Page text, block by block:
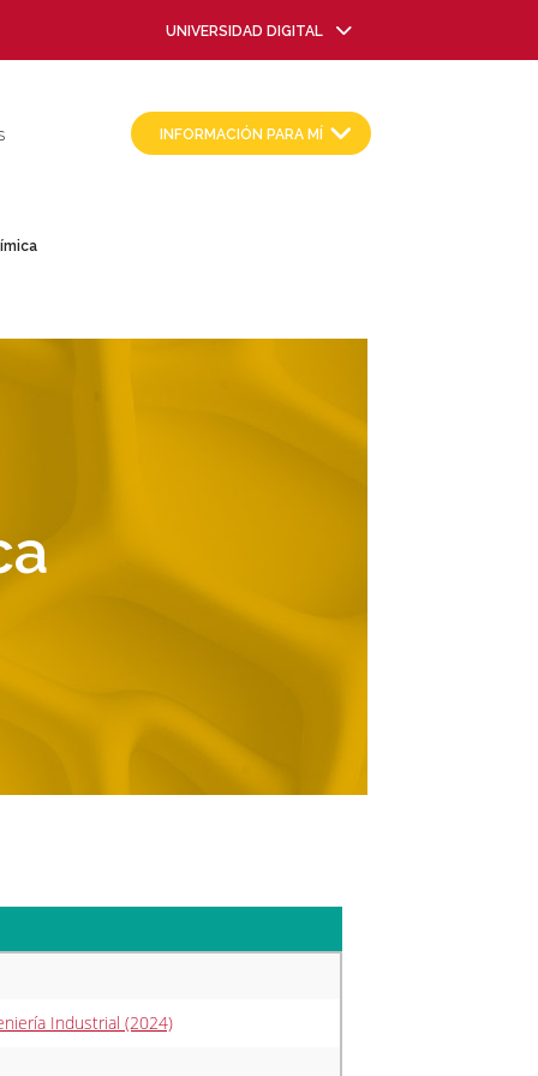
UNIVERSIDAD DIGITAL
INFORMACIÓN PARA MÍ
Industrial (2024)